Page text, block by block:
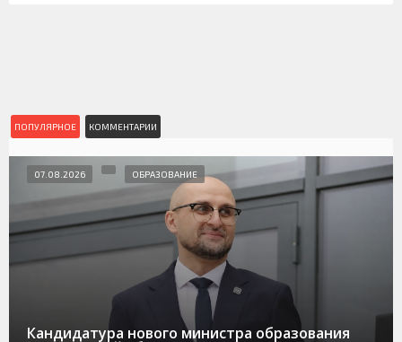
ПОПУЛЯРНОЕ КОММЕНТАРИИ
Кандидатура нового министра образования
07.08.2026 ОБРАЗОВАНИЕ